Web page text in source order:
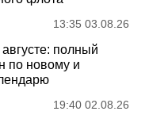
13:35 03.08.26
полный
по новому и
19:40 02.08.26